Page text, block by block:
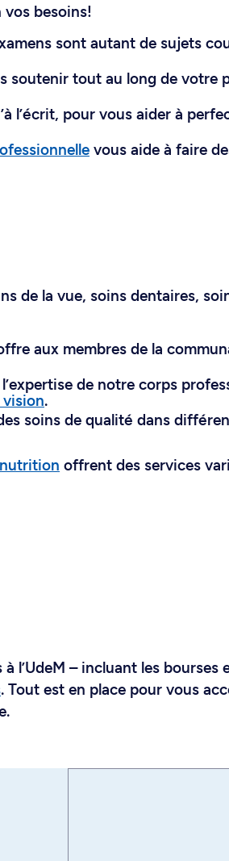
vos besoins!
sont autant de sujets
soutenir tout au long de votre
l’écrit, pour vous aider à
vous aide à faire
de la vue, soins dentaires,
aux membres de la
de notre corps
.
soins de qualité dans
nutrition offrent des services
l’UdeM – incluant les bourses
. Tout est en place pour vous